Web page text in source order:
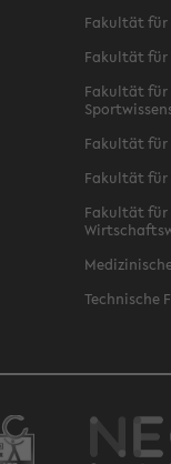
Fakultät
Fakultät für
Fakultät für
Fakultät für
Fakultät für
Fakultät für
Technische